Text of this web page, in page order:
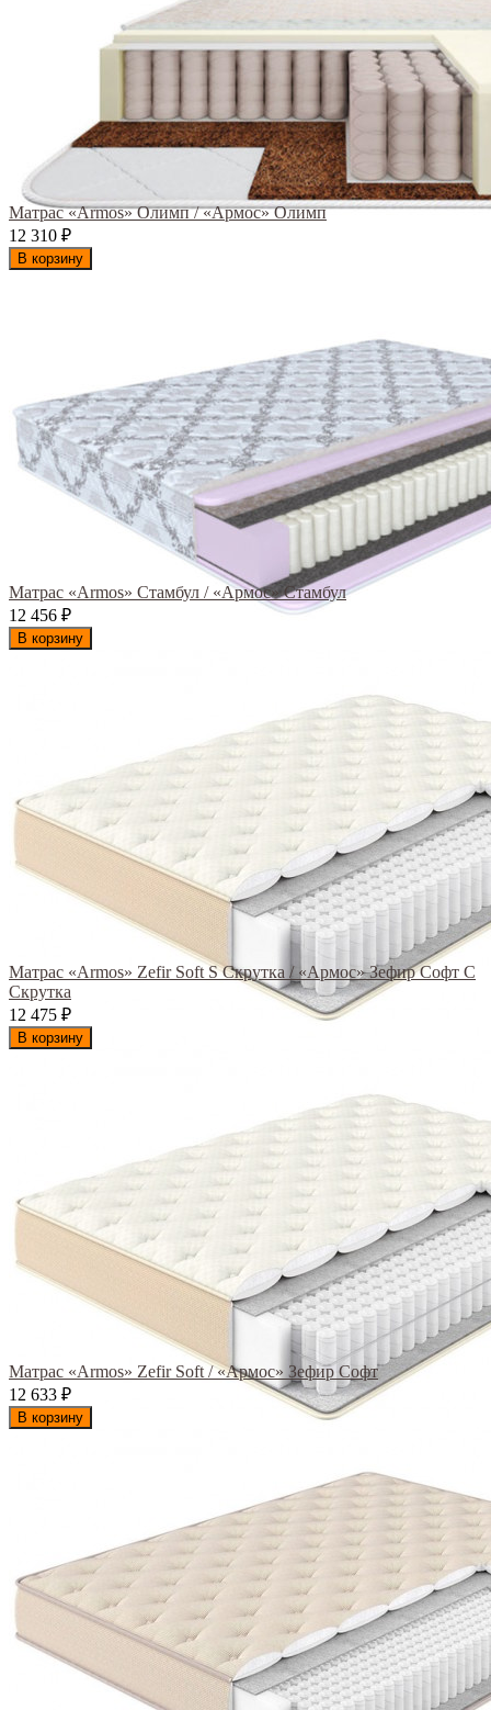
Матрас «Armos» Олимп / «Армос» Олимп
12 310 ₽
В корзину
Матрас «Armos» Стамбул / «Армос» Стамбул
12 456 ₽
В корзину
Матрас «Armos» Zefir Soft S Скрутка / «Армос» Зефир Софт С
Скрутка
12 475 ₽
В корзину
Матрас «Armos» Zefir Soft / «Армос» Зефир Софт
12 633 ₽
В корзину